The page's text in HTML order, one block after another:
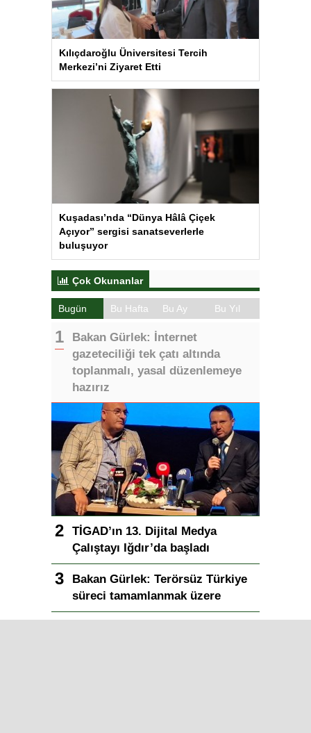
Kılıçdaroğlu Üniversitesi Tercih
Merkezi’ni Ziyaret Etti
Kuşadası’nda “Dünya Hâlâ Çiçek
Açıyor” sergisi sanatseverlerle
buluşuyor
Çok Okunanlar
Bugün Bu Hafta Bu Ay Bu Yıl
Bakan Gürlek: İnternet
gazeteciliği tek çatı altında
toplanmalı, yasal düzenlemeye
hazırız
TİGAD’ın 13. Dijital Medya
Çalıştayı Iğdır’da başladı
Bakan Gürlek: Terörsüz Türkiye
süreci tamamlanmak üzere